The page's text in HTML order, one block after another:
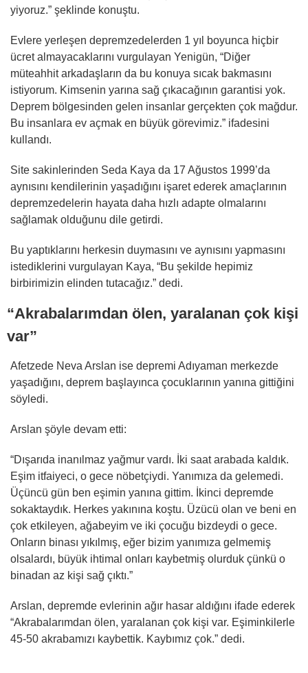
yiyoruz.” şeklinde konuştu.
Evlere yerleşen depremzedelerden 1 yıl boyunca hiçbir
ücret almayacaklarını vurgulayan Yenigün, “Diğer
müteahhit arkadaşların da bu konuya sıcak bakmasını
istiyorum. Kimsenin yarına sağ çıkacağının garantisi yok.
Deprem bölgesinden gelen insanlar gerçekten çok mağdur.
Bu insanlara ev açmak en büyük görevimiz.” ifadesini
kullandı.
Site sakinlerinden Seda Kaya da 17 Ağustos 1999’da
aynısını kendilerinin yaşadığını işaret ederek amaçlarının
depremzedelerin hayata daha hızlı adapte olmalarını
sağlamak olduğunu dile getirdi.
Bu yaptıklarını herkesin duymasını ve aynısını yapmasını
istediklerini vurgulayan Kaya, “Bu şekilde hepimiz
birbirimizin elinden tutacağız.” dedi.
“Akrabalarımdan ölen, yaralanan çok kişi
var”
Afetzede Neva Arslan ise depremi Adıyaman merkezde
yaşadığını, deprem başlayınca çocuklarının yanına gittiğini
söyledi.
Arslan şöyle devam etti:
“Dışarıda inanılmaz yağmur vardı. İki saat arabada kaldık.
Eşim itfaiyeci, o gece nöbetçiydi. Yanımıza da gelemedi.
Üçüncü gün ben eşimin yanına gittim. İkinci depremde
sokaktaydık. Herkes yakınına koştu. Üzücü olan ve beni en
çok etkileyen, ağabeyim ve iki çocuğu bizdeydi o gece.
Onların binası yıkılmış, eğer bizim yanımıza gelmemiş
olsalardı, büyük ihtimal onları kaybetmiş olurduk çünkü o
binadan az kişi sağ çıktı.”
Arslan, depremde evlerinin ağır hasar aldığını ifade ederek
“Akrabalarımdan ölen, yaralanan çok kişi var. Eşiminkilerle
45-50 akrabamızı kaybettik. Kaybımız çok.” dedi.